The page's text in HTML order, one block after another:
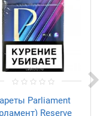
Parliament
Reserve